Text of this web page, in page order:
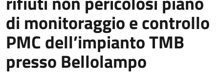
di monitoraggio e controllo
PMC dell’impianto TMB
presso Bellolampo